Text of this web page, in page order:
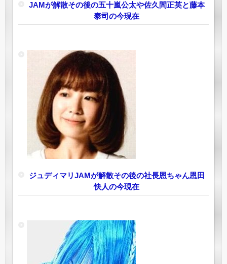
JAMが解散その後の五十嵐公太や佐久間正英と藤本
泰司の今現在
ジュディマリJAMが解散その後の社長恩ちゃん恩田
快人の今現在